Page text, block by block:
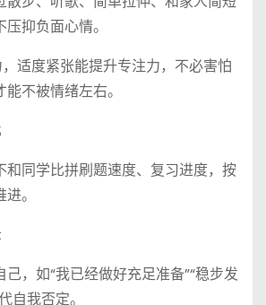
抑负面心情。
适度紧张能提升专注力，不必害怕
不被情绪左右。
和同学比拼刷题速度、复习进度，按
。
，如“我已经做好充足准备”“稳步发
自我否定。